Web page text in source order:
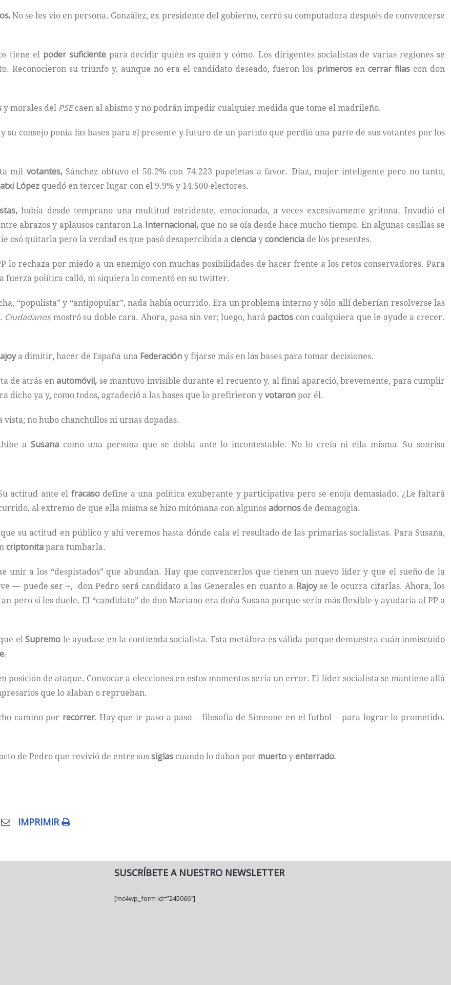
No se les vio en persona. González, ex presidente del gobierno, cerró su computadora después de convencerse
tiene el poder suficientepara decidir quién es quién y cómo. Los dirigentes socialistas de varias regiones se
Reconocieron su triunfo y, aunque no era el candidato deseado, fueron los primerosen cerrar filascon don
y morales del PSEcaen al abismo y no podrán impedir cualquier medida que tome el madrileño.
su consejo ponía las bases para el presente y futuro de un partido que perdió una parte de sus votantes por los
mil votantes,Sánchez obtuvo el 50.2% con 74.223 papeletas a favor. Díaz, mujer inteligente pero no tanto,
López quedó en tercer lugar con el 9.9% y 14.500 electores.
había desde temprano una multitud estridente, emocionada, a veces excesivamente gritona. Invadió el
abrazos y aplausos cantaron La Internacional,que no se oía desde hace mucho tiempo. En algunas casillas se
osó quitarla pero la verdad es que pasó desapercibida acienciayconciencia de los presentes.
lo rechaza por miedo a un enemigo con muchas posibilidades de hacer frente a los retos conservadores. Para
fuerza política calló, ni siquiera lo comentó en su twitter.
“populista” y “antipopular”, nada había ocurrido. Era un problema interno y sólo allí deberían resolverse las
Ciudadanosmostró su doble cara. Ahora, pasa sin ver; luego, hará pactos con cualquiera que le ayude a crecer.
a dimitir, hacer de España una Federacióny fijarse más en las bases para tomar decisiones.
de atrás enautomóvil, se mantuvo invisible durante el recuento y, al final apareció, brevemente, para cumplir
dicho ya y, como todos, agradeció a las bases que lo prefirieron yvotaronpor él.
vista; no hubo chanchullos ni urnas dopadas.
aSusana como una persona que se dobla ante lo incontestable. No lo creía ni ella misma. Su sonrisa
actitud ante el fracasodefine a una política exuberante y participativa pero se enoja demasiado. ¿Le faltará
al extremo de que ella misma se hizo mitómana con algunosadornos de demagogia.
su actitud en público y ahí veremos hasta dónde cala el resultado de las primarias socialistas. Para Susana,
criptonitapara tumbarla.
unir a los “despistados” que abundan. Hay que convencerlos que tienen un nuevo líder y que el sueño de la
— puede ser –, don Pedro será candidato a las Generales en cuanto a Rajoyse le ocurra citarlas. Ahora, los
pero sí les duele. El “candidato” de don Mariano era doña Susana porque sería más flexible y ayudaría al PP a
elSupremo le ayudase en la contienda socialista. Esta metáfora es válida porque demuestra cuán inmiscuido
posición de ataque. Convocar a elecciones en estos momentos sería un error. El líder socialista se mantiene allá
que lo alaban o reprueban.
camino por recorrer.Hay que ir paso a paso – filosofía de Simeone en el futbol – para lograr lo prometido.
de Pedro que revivió de entre sussiglas cuando lo daban por muertoyenterrado.
IMPRIMIR
SUSCRÍBETE A NUESTRO NEWSLETTER
[mc4wp_form id=”245066″]